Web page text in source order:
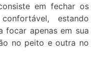
em fechar os
estando
focar apenas em sua
no peito e outra no